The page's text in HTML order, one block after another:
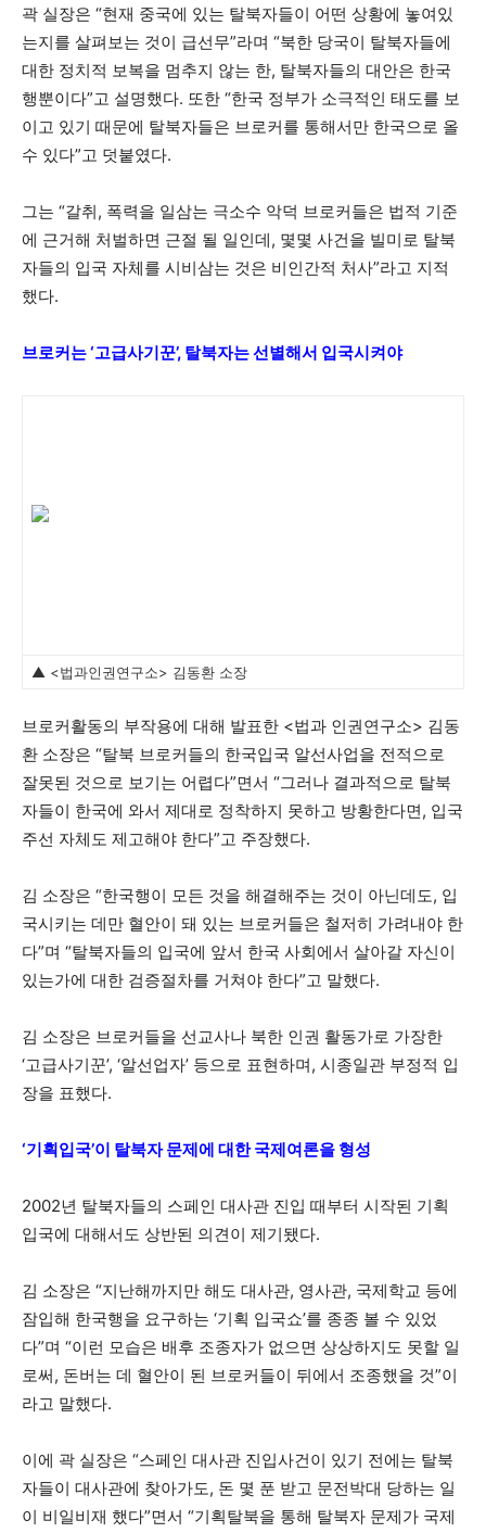
곽 실장은 “현재 중국에 있는 탈북자들이 어떤 상황에 놓여있
는지를 살펴보는 것이 급선무”라며 “북한 당국이 탈북자들에
대한 정치적 보복을 멈추지 않는 한, 탈북자들의 대안은 한국
행뿐이다”고 설명했다. 또한 “한국 정부가 소극적인 태도를 보
이고 있기 때문에 탈북자들은 브로커를 통해서만 한국으로 올
수 있다”고 덧붙였다.
그는 “갈취, 폭력을 일삼는 극소수 악덕 브로커들은 법적 기준
에 근거해 처벌하면 근절 될 일인데, 몇몇 사건을 빌미로 탈북
자들의 입국 자체를 시비삼는 것은 비인간적 처사”라고 지적
했다.
브로커는 ‘고급사기꾼’, 탈북자는 선별해서 입국시켜야
▲ <법과인권연구소> 김동환 소장
브로커활동의 부작용에 대해 발표한 <법과 인권연구소> 김동
환 소장은 “탈북 브로커들의 한국입국 알선사업을 전적으로
잘못된 것으로 보기는 어렵다”면서 “그러나 결과적으로 탈북
자들이 한국에 와서 제대로 정착하지 못하고 방황한다면, 입국
주선 자체도 제고해야 한다”고 주장했다.
김 소장은 “한국행이 모든 것을 해결해주는 것이 아닌데도, 입
국시키는 데만 혈안이 돼 있는 브로커들은 철저히 가려내야 한
다”며 “탈북자들의 입국에 앞서 한국 사회에서 살아갈 자신이
있는가에 대한 검증절차를 거쳐야 한다”고 말했다.
김 소장은 브로커들을 선교사나 북한 인권 활동가로 가장한
‘고급사기꾼’, ‘알선업자’ 등으로 표현하며, 시종일관 부정적 입
장을 표했다.
‘기획입국’이 탈북자 문제에 대한 국제여론을 형성
2002년 탈북자들의 스페인 대사관 진입 때부터 시작된 기획
입국에 대해서도 상반된 의견이 제기됐다.
김 소장은 “지난해까지만 해도 대사관, 영사관, 국제학교 등에
잠입해 한국행을 요구하는 ‘기획 입국쇼’를 종종 볼 수 있었
다”며 “이런 모습은 배후 조종자가 없으면 상상하지도 못할 일
로써, 돈버는 데 혈안이 된 브로커들이 뒤에서 조종했을 것”이
라고 말했다.
이에 곽 실장은 “스페인 대사관 진입사건이 있기 전에는 탈북
자들이 대사관에 찾아가도, 돈 몇 푼 받고 문전박대 당하는 일
이 비일비재 했다”면서 “기획탈북을 통해 탈북자 문제가 국제